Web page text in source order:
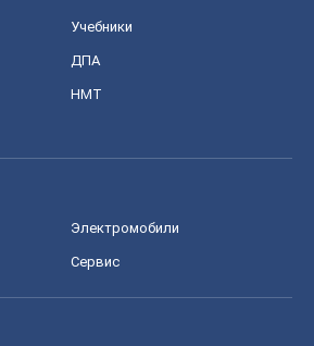
Учебники
ДПА
НМТ
Электромобили
Сервис